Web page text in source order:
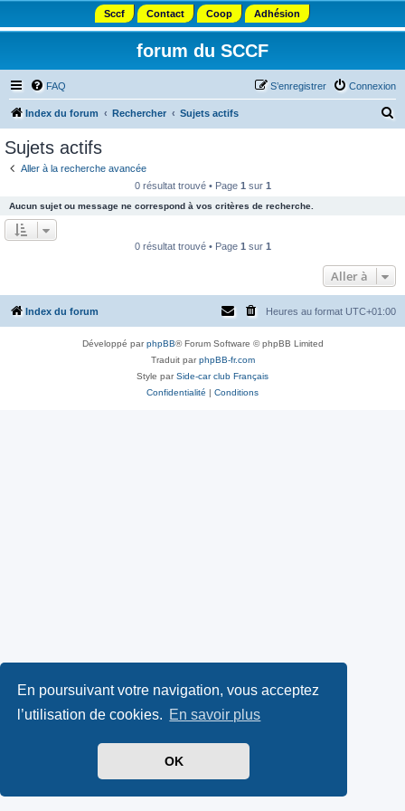
En poursuivant votre navigation, vous acceptez
l’utilisation de cookies. En savoir plus
OK
Sccf Contact Coop Adhésion
forum du SCCF
FAQ Connexion
S’enregistrer
Index du forum Rechercher Sujets actifs
e
r
Sujets actifs
Aller à la recherche avancée
0 résultat trouvé • Page 1 sur 1
Aucun sujet ou message ne correspond à vos critères de recherche.
0 résultat trouvé • Page 1 sur 1
Aller à
Index du forum Heures au format UTC+01:00
Développé parphpBB® Forum Software © phpBB Limited
Traduit parphpBB-fr.com
Style parSide-car club Français
Confidentialité | Conditions